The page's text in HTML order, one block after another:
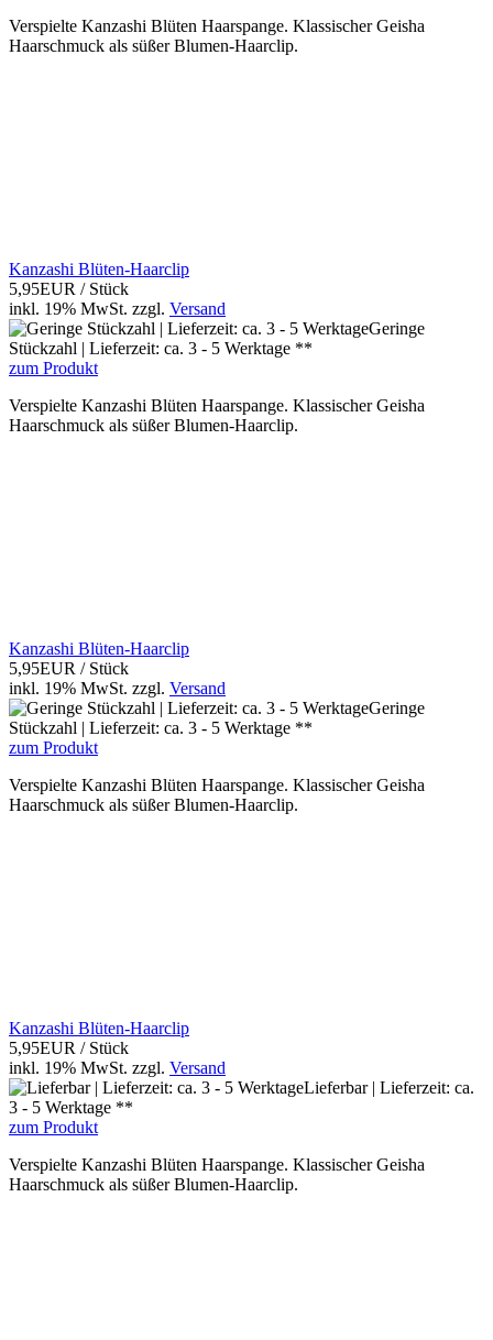
Verspielte Kanzashi Blüten Haarspange. Klassischer Geisha
Haarschmuck als süßer Blumen-Haarclip.
Kanzashi Blüten-Haarclip
5,95EUR / Stück
inkl. 19% MwSt. zzgl. Versand
Geringe
Stückzahl | Lieferzeit: ca. 3 - 5 Werktage **
zum Produkt
Verspielte Kanzashi Blüten Haarspange. Klassischer Geisha
Haarschmuck als süßer Blumen-Haarclip.
Kanzashi Blüten-Haarclip
5,95EUR / Stück
inkl. 19% MwSt. zzgl. Versand
Geringe
Stückzahl | Lieferzeit: ca. 3 - 5 Werktage **
zum Produkt
Verspielte Kanzashi Blüten Haarspange. Klassischer Geisha
Haarschmuck als süßer Blumen-Haarclip.
Kanzashi Blüten-Haarclip
5,95EUR / Stück
inkl. 19% MwSt. zzgl. Versand
Lieferbar | Lieferzeit: ca.
3 - 5 Werktage **
zum Produkt
Verspielte Kanzashi Blüten Haarspange. Klassischer Geisha
Haarschmuck als süßer Blumen-Haarclip.